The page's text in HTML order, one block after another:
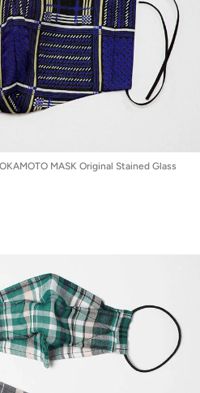
MASK Original Stained Glass